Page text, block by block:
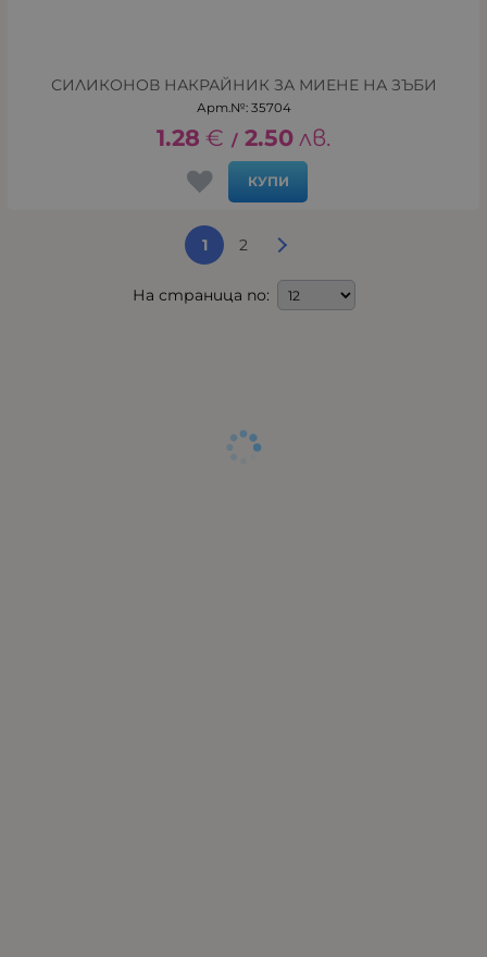
СИЛИКОНОВ НАКРАЙНИК ЗА МИЕНЕ НА ЗЪБИ
Арт.№: 35704
1.28 € / 2.50 лв.
КУПИ
1 2
На страница по: